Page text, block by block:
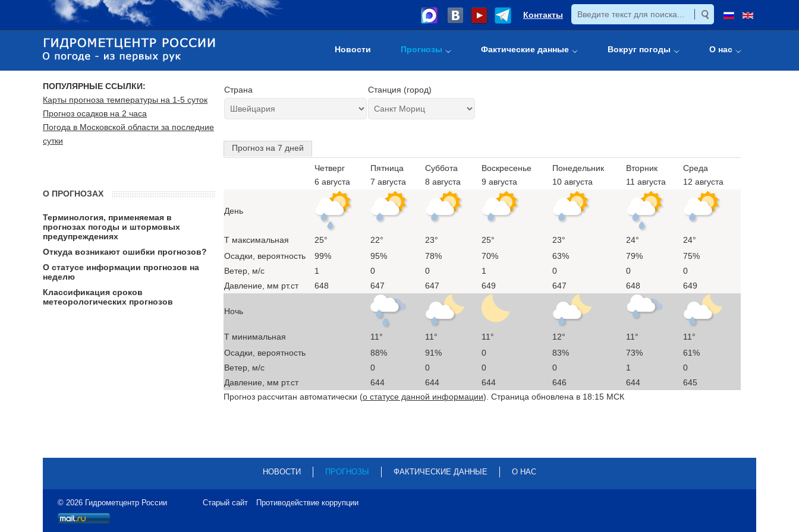
Контакты
Новости Прогнозы Фактические данные Вокруг погоды О нас
Страна Станция (город)
Прогноз на 7 дней
Четверг
6 августа
Пятница
7 августа
Суббота
8 августа
Воскресенье
9 августа
Понедельник
10 августа
Вторник
11 августа
Среда
12 августа
День
T максимальная 25° 22° 23° 25° 23° 24°
24°
Осадки, вероятность
99% 95% 78% 70% 63% 79%
75%
Ветер, м/с
1 0 0 1 0 0
0
Давление, мм рт.ст
648 647 647 649 647 648 649
Ночь
T минимальная 11° 11° 11° 12° 11°
11°
Осадки, вероятность
88% 91% 0 83% 73%
61%
Ветер, м/с
0 0 0 0 1
0
Давление, мм рт.ст
644 644 644 646 644
645
Прогноз рассчитан автоматически (о статусе данной информации). Страница обновлена в 18:15 МСК
ПОПУЛЯРНЫЕ ССЫЛКИ:
Карты прогноза температуры на 1-5 суток
Прогноз осадков на 2 часа
Погода в Московской области за последние
сутки
О ПРОГНОЗАХ
Терминология, применяемая в
прогнозах погоды и штормовых
предупреждениях
Откуда возникают ошибки прогнозов?
О статусе информации прогнозов на
неделю
Классификация сроков
метеорологических прогнозов
НОВОСТИ ПРОГНОЗЫ ФАКТИЧЕСКИЕ ДАННЫЕ О НАС
© 2026 Гидрометцентр России Старый сайт Противодействие коррупции